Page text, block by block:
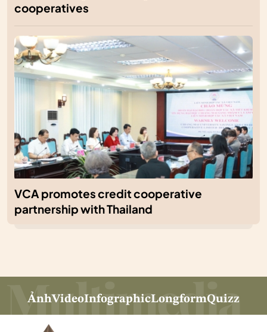
cooperatives
VCA promotes credit cooperative
partnership with Thailand
ẢnhVideoInfographicLongformQuizz